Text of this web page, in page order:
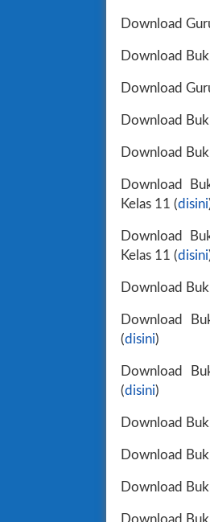
Download
Download
Download
Download
Download
Download
Kelas 11 (disini
Download
Kelas 11 (disini
Download
Download
(disini)
Download
(disini)
Download
Download
Download
Download